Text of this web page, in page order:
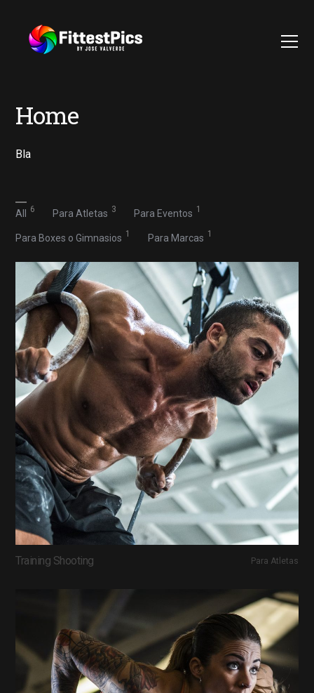
Home
Bla
All 6 Para Atletas 3 Para Eventos 1
Para Boxes o Gimnasios 1 Para Marcas 1
Training Shooting Para Atletas